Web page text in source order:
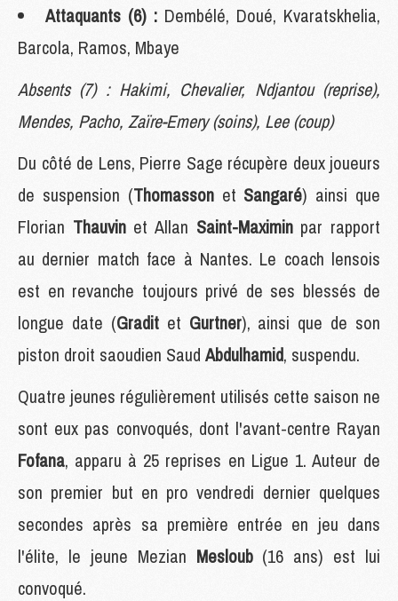
Attaquants (6) : Dembélé, Doué, Kvaratskhelia,
Barcola, Ramos, Mbaye
Absents (7) : Hakimi, Chevalier, Ndjantou (reprise),
Mendes, Pacho, Zaïre-Emery (soins), Lee (coup)
Du côté de Lens, Pierre Sage récupère deux joueurs
de suspension (Thomasson et Sangaré) ainsi que
Florian Thauvin et Allan Saint-Maximinpar rapport
au dernier match face à Nantes. Le coach lensois
est en revanche toujours privé de ses blessés de
longue date (Gradit et Gurtner), ainsi que de son
piston droit saoudien Saud Abdulhamid, suspendu.
Quatre jeunes régulièrement utilisés cette saison ne
sont eux pas convoqués, dont l'avant-centre Rayan
Fofana, apparu à 25 reprises en Ligue 1. Auteur de
son premier but en pro vendredi dernier quelques
secondes après sa première entrée en jeu dans
l'élite, le jeune Mezian Mesloub (16 ans) est lui
convoqué.